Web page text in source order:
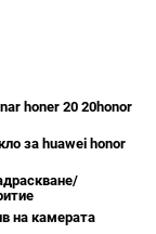
honer 20 20honor
за huawei honor
на камерата